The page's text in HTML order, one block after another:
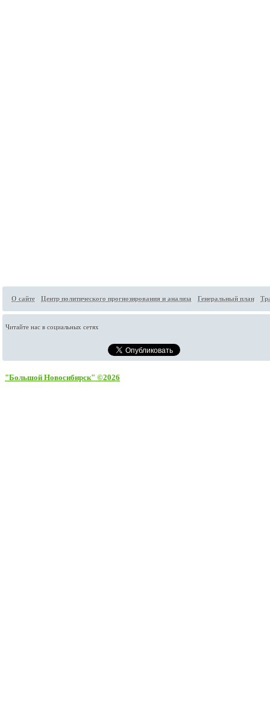
О сайте Центр политического прогнозирования и анализа Генеральный план
Читайте нас в социальных сетях
"Большой Новосибирск" ©2026